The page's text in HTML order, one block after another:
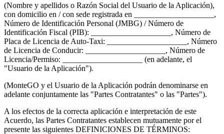
(Nombre y apellidos o Razón Social del Usuario de la Aplicación),
con domicilio en / con sede registrada en ____________________,
Número de Identificación Personal (JMBG) / Número de
Identificación Fiscal (PIB): ____________________, Número de
Placa de Licencia de Auto-Taxi: ____________________, Número
de Licencia de Conducir: ____________________, Número de
Licencia/Permiso: ____________________ (en adelante, el
"Usuario de la Aplicación").
(MonteGO y el Usuario de la Aplicación podrán denominarse en
adelante conjuntamente las "Partes Contratantes" o las "Partes").
A los efectos de la correcta aplicación e interpretación de este
Acuerdo, las Partes Contratantes establecen mutuamente por el
presente las siguientes DEFINICIONES DE TÉRMINOS: